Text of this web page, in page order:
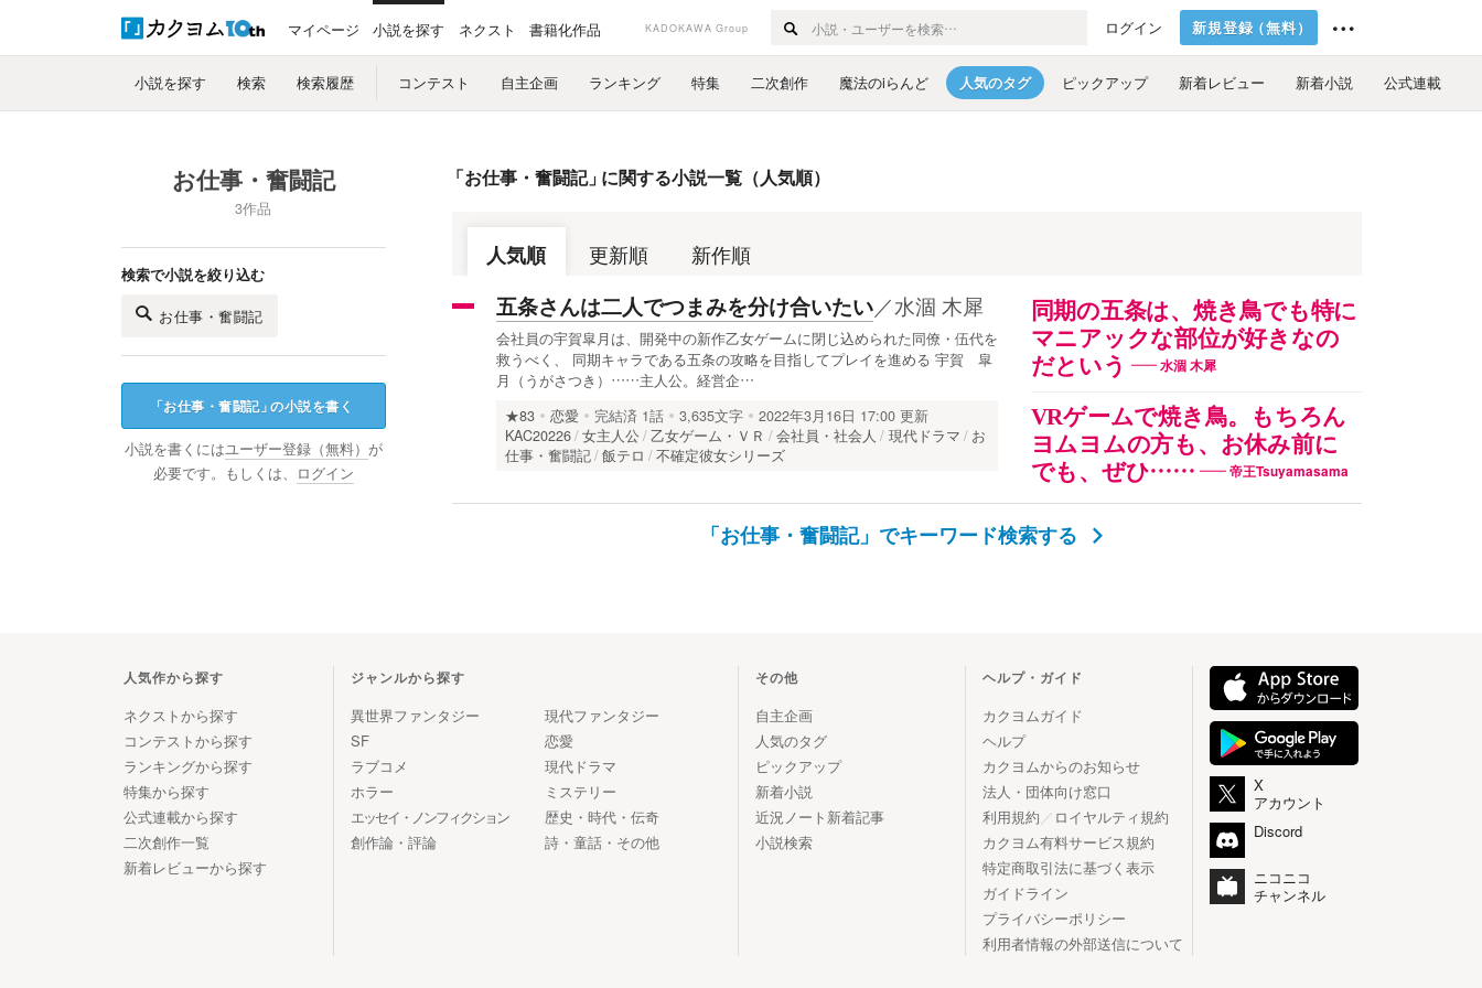
マイページ 小説を探す ネクスト 書籍化作品 KADOKAWA Group ログイン 新規登録（無料）
小説を探す 検索 検索履歴 コンテスト 自主企画 ランキング 特集 二次創作 魔法のiらんど 人気のタグ ピックアップ 新着レビュー 新着小説 公式連載
お仕事・奮闘記
3作品
検索で小説を絞り込む
お仕事・奮闘記
「お仕事・奮闘記」の小説を書く
小説を書くにはユーザー登録（無料） が
必要です。もしくは、
ログイン
「お仕事・奮闘記」に関する小説一覧（人気順）
人気順 更新順 新作順
同期の五条は、焼き鳥でも特に
マニアックな部位が好きなの
だという
水涸 木犀
VRゲームで焼き鳥。もちろん
ヨムヨムの方も、お休み前に
でも、ぜひ……
帝王Tsuyamasama
五条さんは二人でつまみを分け合いたい／水涸 木犀
会社員の宇賀皐月は、開発中の新作乙女ゲームに閉じ込められた同僚・伍代を
救うべく、 同期キャラである五条の攻略を目指してプレイを進める 宇賀 皐
月（うがさつき）……主人公。経営企…
★83 恋愛 完結済 1話 3,635文字
2022年3月16日 17:00 更新
KAC20226 女主人公 乙女ゲーム・ＶＲ 会社員・社会人 現代ドラマ
お
仕事・奮闘記 飯テロ 不確定彼女シリーズ
「お仕事・奮闘記」でキーワード検索する
人気作から探す
ネクストから探す
コンテストから探す
ランキングから探す
特集から探す
公式連載から探す
二次創作一覧
新着レビューから探す
ジャンルから探す
異世界ファンタジー
現代ファンタジー
SF
恋愛
ラブコメ
現代ドラマ
ホラー
ミステリー
エッセイ・ノンフィクション
歴史・時代・伝奇
創作論・評論
詩・童話・その他
その他
自主企画
人気のタグ
ピックアップ
新着小説
近況ノート新着記事
小説検索
ヘルプ・ガイド
カクヨムガイド
ヘルプ
カクヨムからのお知らせ
法人・団体向け窓口
利用規約 ／ ロイヤルティ規約
カクヨム有料サービス規約
特定商取引法に基づく表示
ガイドライン
プライバシーポリシー
利用者情報の外部送信について
X
アカウント
Discord
ニコニコ
チャンネル